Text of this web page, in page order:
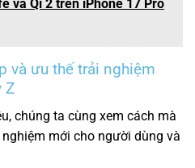
và Qi 2 trên iPhone 17 Pro
và ưu thế trải nghiệm
Z
chúng ta cùng xem cách mà
mới cho người dùng và